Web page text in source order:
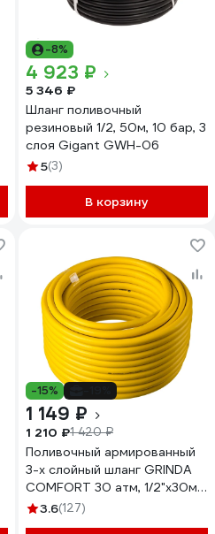
-8%
4 923 ₽
5 346 ₽
Шланг поливочный
резиновый 1/2, 50м, 10 бар, 3
слоя Gigant GWH-06
5(3)
В корзину
-15%
1 149 ₽
1 210 ₽1 420 ₽
Поливочный армированный
3-х слойный шланг GRINDA
COMFORT 30 атм, 1/2"х30м
8-429003-1/2-30_z02
3.6(127)